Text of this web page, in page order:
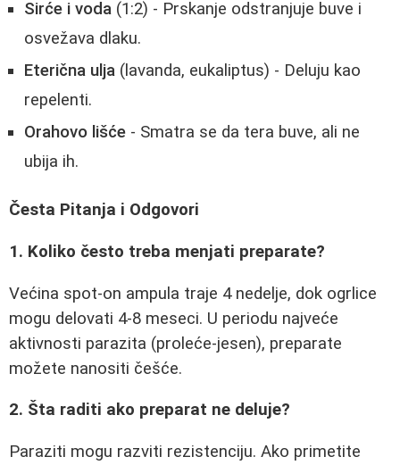
Sirće i voda (1:2) - Prskanje odstranjuje buve i
osvežava dlaku.
Eterična ulja (lavanda, eukaliptus) - Deluju kao
repelenti.
Orahovo lišće - Smatra se da tera buve, ali ne
ubija ih.
Česta Pitanja i Odgovori
1. Koliko često treba menjati preparate?
Većina spot-on ampula traje 4 nedelje, dok ogrlice
mogu delovati 4-8 meseci. U periodu najveće
aktivnosti parazita (proleće-jesen), preparate
možete nanositi češće.
2. Šta raditi ako preparat ne deluje?
Paraziti mogu razviti rezistenciju. Ako primetite